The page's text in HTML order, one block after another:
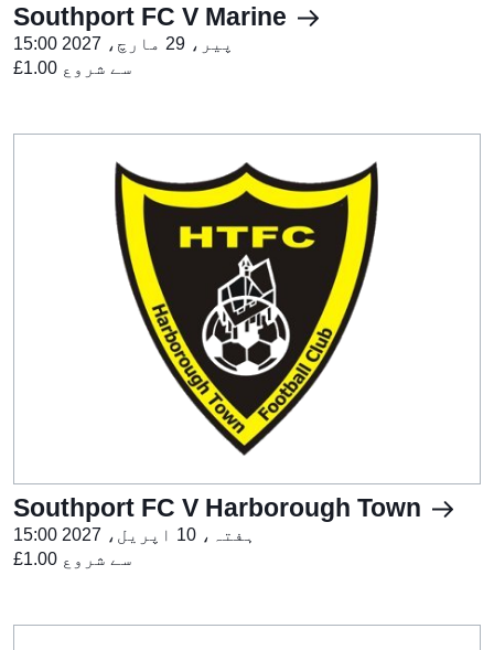
Southport FC V Marine
پیر، 29 مارچ، 2027 15:00
£1.00 سے شروع
Southport FC V Harborough Town
ہفتہ، 10 اپریل، 2027 15:00
£1.00 سے شروع